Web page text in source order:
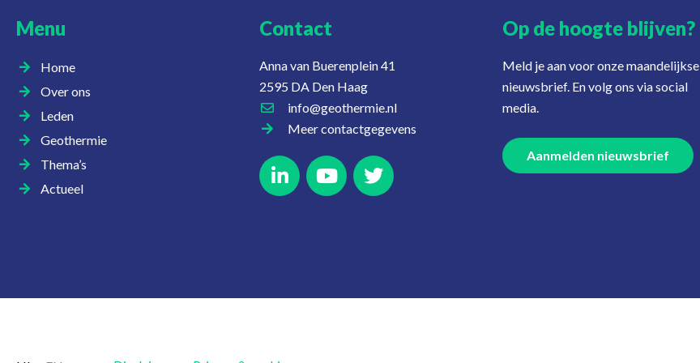
Menu
Home
Over ons
Leden
Geothermie
Thema’s
Actueel
Contact
Anna van Buerenplein 41
2595 DA Den Haag
info@geothermie.nl
Meer contactgegevens
Op de hoogte blijven?
Meld je aan voor onze maandelijkse
nieuwsbrief. En volg ons via social
media.
Aanmelden nieuwsbrief